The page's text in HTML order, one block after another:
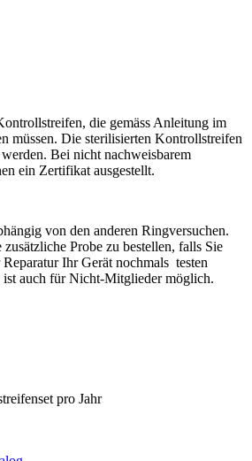
die gemäss Anleitung im
müssen. Die sterilisierten Kontrollstreifen
Bei nicht nachweisbarem
ein Zertifikat ausgestellt.
von den anderen Ringversuchen.
Probe zu bestellen, falls Sie
Ihr Gerät nochmals testen
ist auch für Nicht-Mitglieder möglich.
pro Jahr